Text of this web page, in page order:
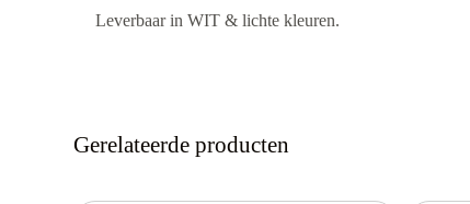
Leverbaar in WIT & lichte kleuren.
Gerelateerde producten